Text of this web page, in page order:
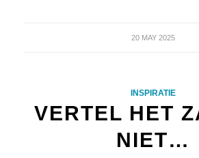
20 MAY 2025
INSPIRATIE
VERTEL HET
NIET…